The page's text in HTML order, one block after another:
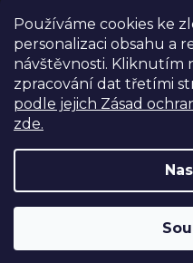
Používáme cookies ke
personalizaci obsahu a
návštěvnosti. Kliknutím
zpracování dat třetími
podle jejich Zásad
zde.
Výdejní sklad Praha:
Copyright 2026FILM-
Upravit